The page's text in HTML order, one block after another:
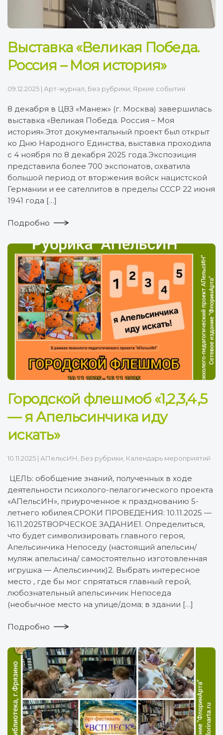
Выставка «Великая Победа.
Россия – Моя история»
09.12.2025 | Арт-журнал, Без рубрики, Яркие события
8 декабря в ЦВЗ «Манеж» (г. Москва) завершилась
выставка «Великая Победа. Россия – Моя
история».Этот документальный проект был открыт
ко Дню Народного Единства, выставка проходила
с 4 ноября по 8 декабря 2025 года.Экспозиция
представила более 700 экспонатов, охватила
большой период от вторжения войск нацистской
Германии и ее сателлитов в пределы СССР 22 июня
1941 года […]
Подробно
Городской флешмоб «1,2,3,4,5
— я Апельсинчика иду
искать»
10.11.2025 | АПельсИН Без рубрики Календарь мероприятий
ЦЕЛЬ: обобщение знаний, полученных в ходе
деятельности психолого-пелагогического проекта
«АПельсИН», приуроченное к празднованию 5-
летнего юбилея.СРОКИ ПРОВЕДЕНИЯ: 10.11.2025 —
16.11.2025ТВОРЧЕСКОЕ ЗАДАНИЕ1. Определиться,
что будет символизировать главного героя,
Апельсинчика Непоседу (настоящий апельсин/
муляж апельсина/ самостоятельно изготовленная
игрушка — Апельсинчик)2. Выбрать интересное
место , где бы мог спрятаться главный герой,
любознательный апельсинчик Непоседа
(необычное место на улице/дома; в здании […]
Подробно